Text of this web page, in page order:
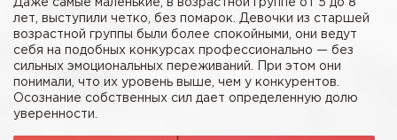
Даже самые маленькие, в возрастной группе от 5 до 8
лет, выступили четко, без помарок. Девочки из старшей
возрастной группы были более спокойными, они ведут
себя на подобных конкурсах профессионально — без
сильных эмоциональных переживаний. При этом они
понимали, что их уровень выше, чем у конкурентов.
Осознание собственных сил дает определенную долю
уверенности.